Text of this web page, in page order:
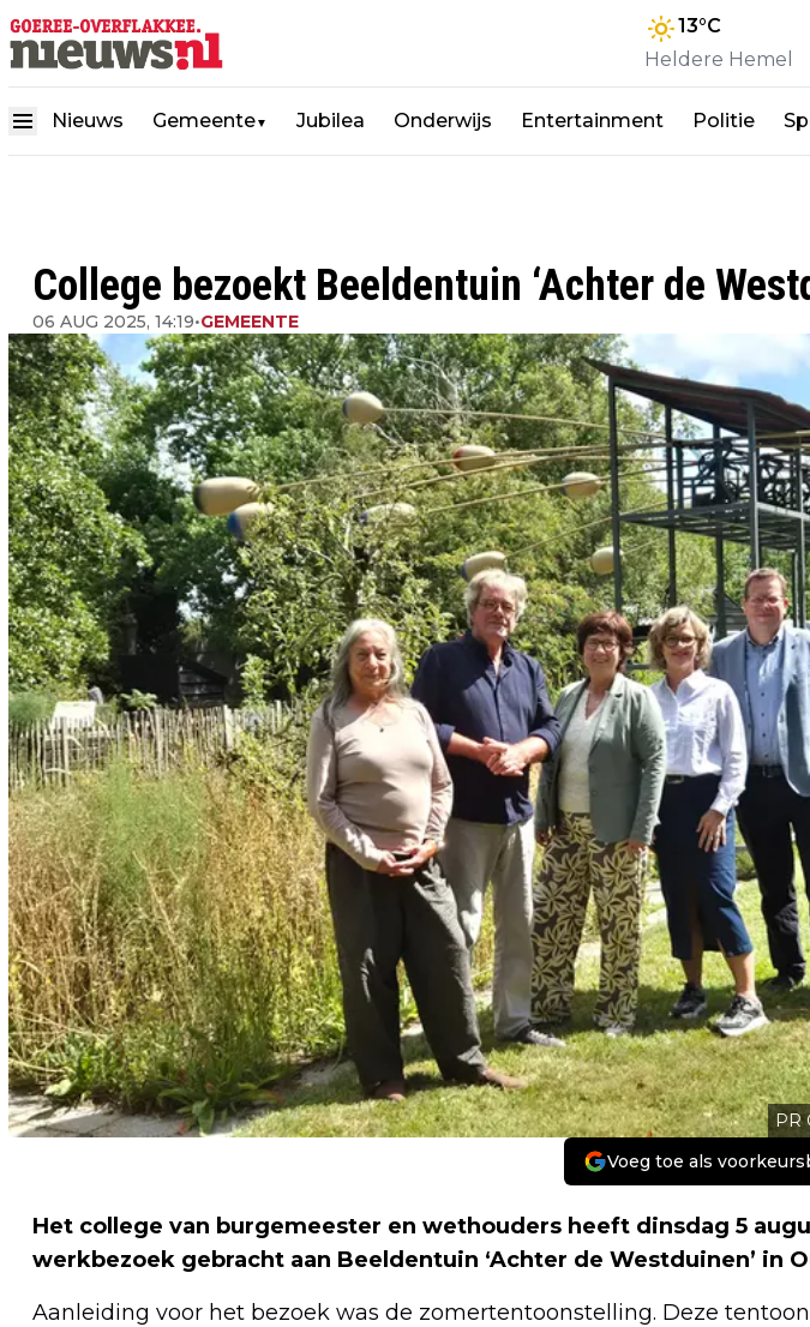
13°C
Heldere Hemel
Nieuws Gemeente▼ Jubilea Onderwijs Entertainment Politie
College bezoekt Beeldentuin ‘Achter de
06 AUG 2025, 14:19•GEMEENTE
PR
Voeg toe als
Het college van burgemeester en wethouders heeft dinsdag 5
werkbezoek gebracht aan Beeldentuin ‘Achter de Westduinen’ in
Aanleiding voor het bezoek was de zomertentoonstelling. Deze